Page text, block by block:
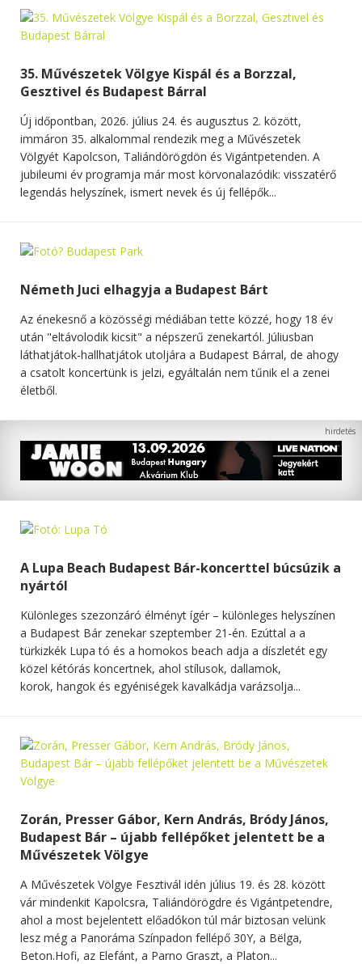
35. Művészetek Völgye Kispál és a Borzzal,
Gesztivel és Budapest Bárral
Új időpontban, 2026. július 24. és augusztus 2. között,
immáron 35. alkalommal rendezik meg a Művészetek
Völgyét Kapolcson, Taliándörögdön és Vigántpetenden. A
jubileumi év programja már most körvonalazódik: visszatérő
legendás helyszínek, ismert nevek és új fellépők...
Németh Juci elhagyja a Budapest Bárt
Az énekesnő a közösségi médiában tette közzé, hogy 18 év
után "eltávolodik kicsit" a népszerű zenekartól. Júliusban
láthatjátok-hallhatjátok utoljára a Budapest Bárral, de ahogy
a csatolt koncertünk is jelzi, egyáltalán nem tűnik el a zenei
életből.
A Lupa Beach Budapest Bár-koncerttel búcsúzik a
nyártól
Különleges szezonzáró élményt ígér – különleges helyszínen
a Budapest Bár zenekar szeptember 21-én. Ezúttal a a
türkizkék Lupa tó és a homokos beach adja a díszletét egy
közel kétórás koncertnek, ahol stílusok, dallamok,
korok, hangok és egyéniségek kavalkádja varázsolja...
Zorán, Presser Gábor, Kern András, Bródy János,
Budapest Bár – újabb fellépőket jelentett be a
Művészetek Völgye
A Művészetek Völgye Fesztivál idén július 19. és 28. között
vár mindenkit Kapolcsra, Taliándörögdre és Vigántpetendre,
ahol a most bejelentett előadókon túl már biztosan velünk
lesz még a Panoráma Színpadon fellépő 30Y, a Bëlga,
Beton.Hofi, az Elefánt, a Parno Graszt, a Platon...